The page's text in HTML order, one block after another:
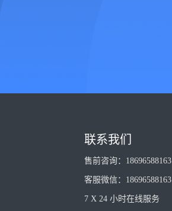
联系我们
售前咨询：18696588163
客服微信：18696588163
7 X 24 小时在线服务